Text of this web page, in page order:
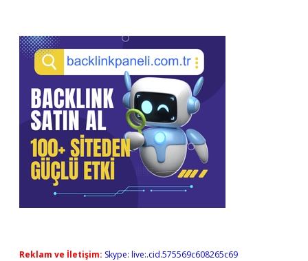
Sidebar
Reklam ve İletişim: Skype: live:.cid.575569c608265c69